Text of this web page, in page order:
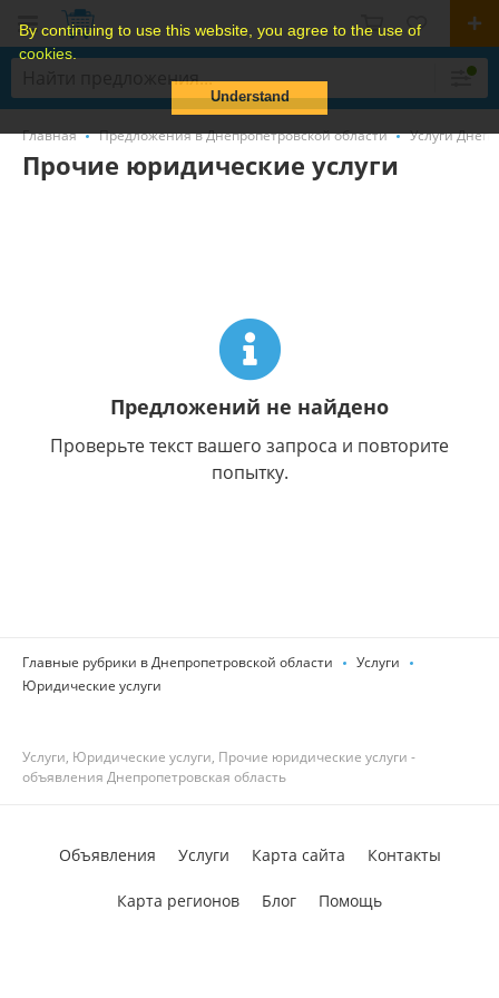
By continuing to use this website, you agree to the use of
cookies.
Understand
Главная Предложения в Днепропетровской области Услуги
Прочие юридические услуги
Предложений не найдено
Проверьте текст вашего запроса и повторите
попытку.
Главные рубрики в Днепропетровской области
Услуги
Юридические услуги
Услуги, Юридические услуги, Прочие юридические услуги -
объявления Днепропетровская область
Объявления Услуги Карта сайта Контакты
Карта регионов Блог Помощь